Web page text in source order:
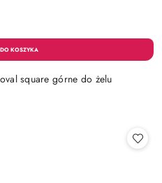
square górne do żelu